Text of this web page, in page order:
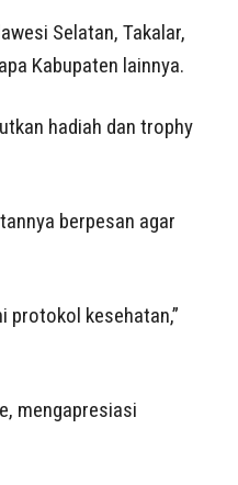
Selatan, Takalar,
Kabupaten lainnya.
hadiah dan trophy
berpesan agar
protokol kesehatan,”
mengapresiasi